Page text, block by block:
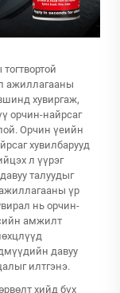
ажиллагааны
хувиргаж,
орчин-найрсаг
Орчин үеийн
хувилбарууд
л үүрэг
талуудыг
үр
нь орчин-
амжилт
давуу
илтгэнэ.
хийд бүх